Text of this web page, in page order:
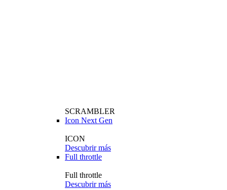
SCRAMBLER
Icon Next Gen
ICON
Descubrir más
Full throttle
Full throttle
Descubrir más